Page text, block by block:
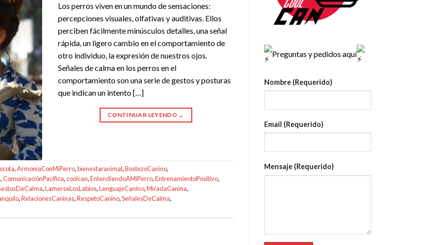
Los perros viven en un mundo de sensaciones:
percepciones visuales, olfativas y auditivas. Ellos
perciben fácilmente minúsculos detalles, una señal
rápida, un ligero cambio en el comportamiento de
otro individuo, la expresión de nuestros ojos.
Señales de calma en los perros en el
comportamiento son una serie de gestos y posturas
que indican un intento […]
CONTINUAR LEYENDO →
,ArmoníaConMiPerro,bienestaranimal,BostezoCanino,
,ComunicaciónPacífica,coolcan,EntendiendoAMiPerro,EntrenamientoPositivo,
,LamerseLosLabios,LenguajeCanino,MiradaCanina,
,RelacionesCaninas,RespetoCanino,SeñalesDeCalma,
Preguntas y pedidos aquí
Nombre (Requerido)
Email (Requerido)
Mensaje (Requerido)